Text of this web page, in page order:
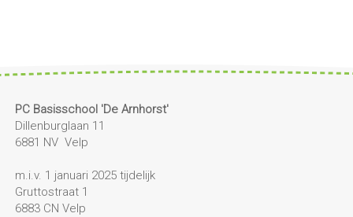
PC Basisschool 'De Arnhorst'
Dillenburglaan 11
6881 NV Velp
m.i.v. 1 januari 2025 tijdelijk
Gruttostraat 1
6883 CN Velp